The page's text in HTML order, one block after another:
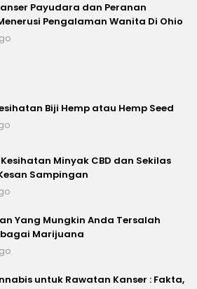
Payudara dan Peranan
Pengalaman Wanita Di Ohio
Biji Hemp atau Hemp Seed
Minyak CBD dan Sekilas
Sampingan
Yang Mungkin Anda Tersalah
Marijuana
untuk Rawatan Kanser : Fakta,